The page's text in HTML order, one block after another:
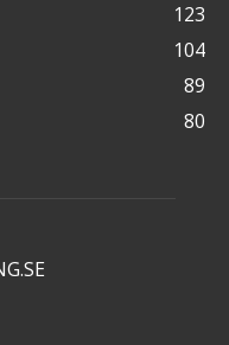
123
104
89
80